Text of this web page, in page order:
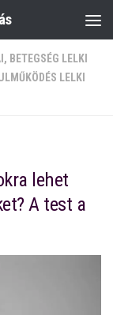
BETEGSÉG LELKI
LELKI
lehet
A test a